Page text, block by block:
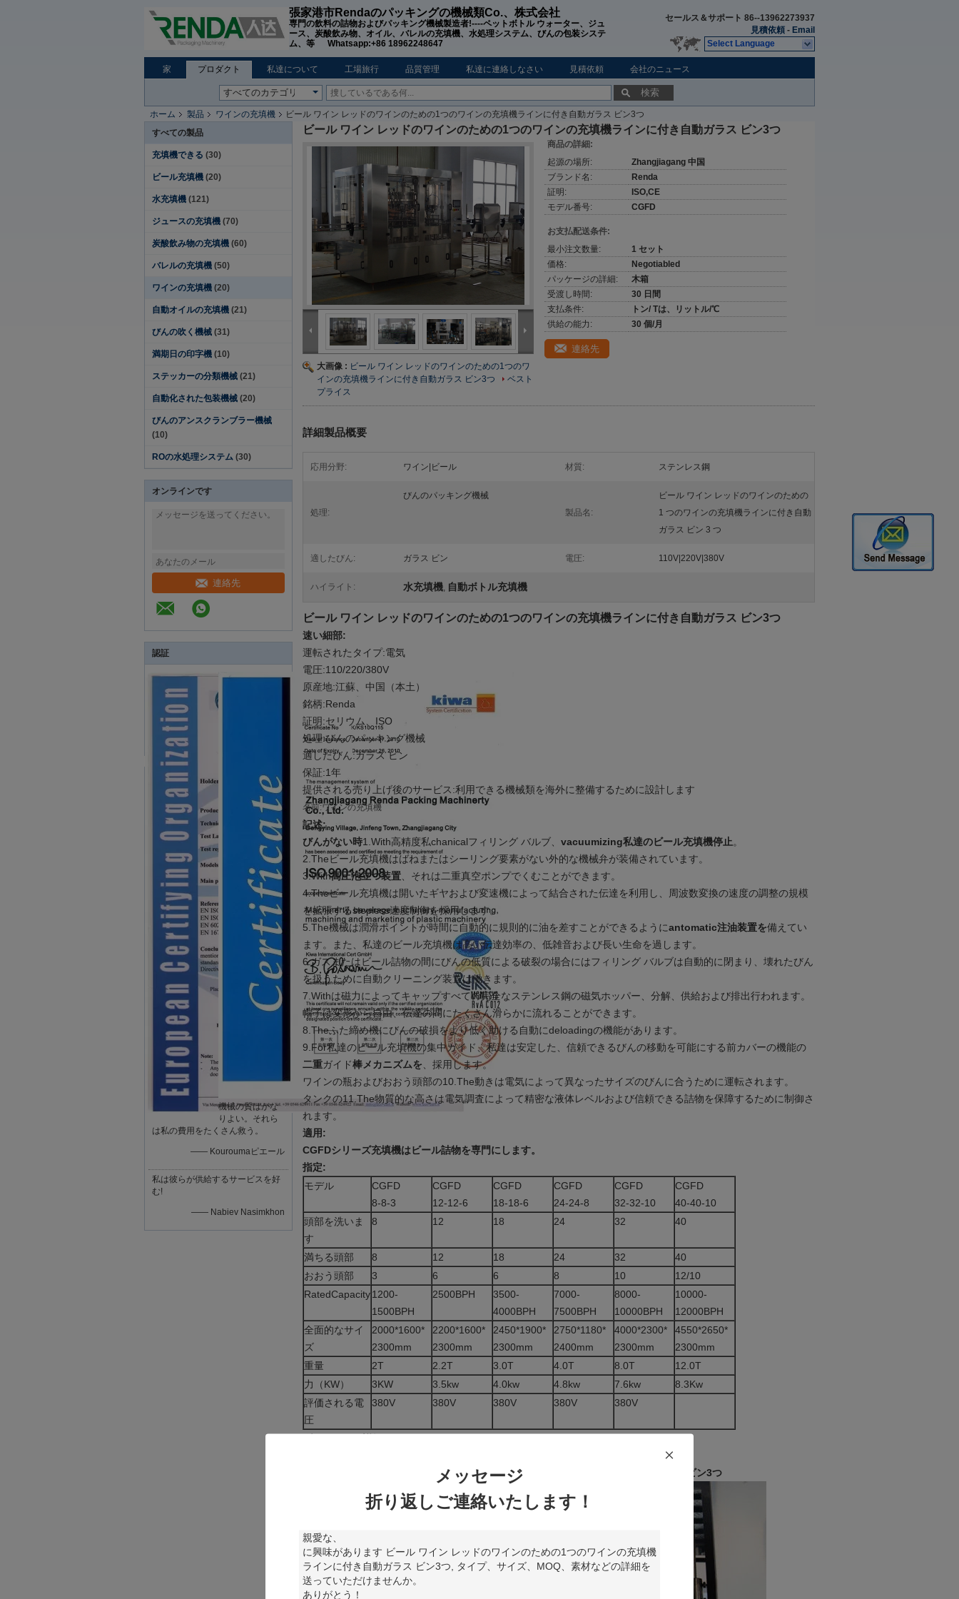
張家港市Rendaのパッキングの機械類Co.、株式会社
専門の飲料の詰物およびパッキング機械製造者!----ペットボトル ウォーター、ジュ
ース、炭酸飲み物、オイル、バレルの充填機、水処理システム、びんの包装システ
ム、等 Whatsapp:+86 18962248647
セールス＆サポート 86--13962273937
見積依頼 - Email
Select Language
家 プロダクト 私達について 工場旅行 品質管理 私達に連絡しなさい 見積依頼 会社のニュース
検索
ホーム 製品 ワインの充填機 ビール ワイン レッドのワインのための1つのワインの充填機ラインに付き自動ガラス ビン3つ
メッセージ
折り返しご連絡いたします！
すべての製品
充填機できる (30)
ビール充填機 (20)
水充填機 (121)
ジュースの充填機 (70)
炭酸飲み物の充填機 (60)
バレルの充填機 (50)
ワインの充填機 (20)
自動オイルの充填機 (21)
びんの吹く機械 (31)
満期日の印字機 (10)
ステッカーの分類機械 (21)
自動化された包装機械 (20)
びんのアンスクランブラー機械
(10)
ROの水処理システム (30)
オンラインです
連絡先
認証
機械の質はかな
りよい。それら
は私の費用をたくさん救う。
—— Kouroumaピエール
私は彼らが供給するサービスを好
む!
—— Nabiev Nasimkhon
ビール ワイン レッドのワインのための1つのワインの充填機ラインに付き自動ガラス ビン3つ
大画像 : ビール ワイン レッドのワインのための1つのワ
インの充填機ラインに付き自動ガラス ビン3つ
ベスト
プライス
商品の詳細:
起源の場所:
Zhangjiagang 中国
ブランド名:
Renda
証明:
ISO,CE
モデル番号:
CGFD
お支払配送条件:
最小注文数量:
1 セット
価格:
Negotiabled
パッケージの詳細:
木箱
受渡し時間:
30 日間
支払条件:
トン/ Tは、リットル/℃
供給の能力:
30 個/月
連絡先
詳細製品概要
応用分野: ワイン|ビール 材質: ステンレス鋼
処理:
びんのパッキング機械
製品名:
ビール ワイン レッドのワインのための
1 つのワインの充填機ラインに付き自動
ガラス ビン 3 つ
適したびん: ガラス ビン 電圧: 110V|220V|380V
ハイライト: 水充填機, 自動ボトル充填機
ビール ワイン レッドのワインのための1つのワインの充填機ラインに付き自動ガラス ビン3つ
速い細部:
運転されたタイプ:電気
電圧:110/220/380V
原産地:江蘇、中国（本土）
銘柄:Renda
証明:セリウム、ISO
処理:びんのパッキング機械
適したびん:ガラス ビン
保証:1年
提供される売り上げ後のサービス:利用できる機械類を海外に整備するために設計します
名前:ワインの充填機
記述:
びんがない時1.With高精度私chanicalフィリング バルブ、 vacuumizing私達のビール充填機停止。
2.Theビール充填機はばねまたはシーリング要素がない外的な機械弁が装備されています。
3.With高圧泡立つ装置 、それは二重真空ポンプでくむことができます。
4.Theビール充填機は開いたギヤおよび変速機によって結合された伝達を利用し、周波数変換の速度の調整の規模
を拡張するstepless速度制御を採用します。
5.The機械は潤滑ポイントが時間に自動的に規則的に油を差すことができるようにantomatic注油装置を備えてい
ます。また、私達のビール充填機は高い伝達効率の、低雑音および長い生命を過します。
6.ガスまたはビール詰物の間にびんの低質による破裂の場合にはフィリング バルブは自動的に閉まり、壊れたびん
を扱うために自動クリーニング装置は働きます。
7.Withは磁力によってキャップすべての完全なステンレス鋼の磁気ホッパー、分解、供給および排出行われます。
帽子は変形から自由、伝達の間にたくさん滑らかに流れることができます。
8.Theふた締め機にびんの破損をより低く助ける自動にdeloadingの機能があります。
9.For私達のビール充填機の集中ガイド、私達は安定した、信頼できるびんの移動を可能にする前カバーの機能の
二重ガイド棒メカニズムを 、採用します。
ワインの瓶およびおおう頭部の10.The動きは電気によって異なったサイズのびんに合うために運転されます。
タンクの11.The物質的な高さは電気調査によって精密な液体レベルおよび信頼できる詰物を保障するために制御さ
れます。
適用:
CGFDシリーズ充填機はビール詰物を専門にします。
指定:
モデル
CGFD
8-8-3
CGFD
12-12-6
CGFD
18-18-6
CGFD
24-24-8
CGFD
32-32-10
CGFD
40-40-10
頭部を洗いま
す
8 12 18 24 32 40
満ちる頭部 8 12 18 24 32
40
おおう頭部
3 6 6 8 10
12/10
RatedCapacity1200-
1500BPH
2500BPH
3500-
4000BPH
7000-
7500BPH
8000-
10000BPH
10000-
12000BPH
全面的なサイ
ズ
2000*1600*
2300mm
2200*1600*
2300mm
2450*1900*
2300mm
2750*1180*
2400mm
4000*2300*
2300mm
4550*2650*
2300mm
重量
2T 2.2T 3.0T 4.0T 8.0T
12.0T
力（KW）
3KW 3.5kw 4.0kw 4.8kw 7.6kw
8.3Kw
評価される電
圧
380V 380V 380V 380V 380V
ビール ワイン レッドのワインのための1つのワインの充填機ラインに付き自動ガラス ビン3つ